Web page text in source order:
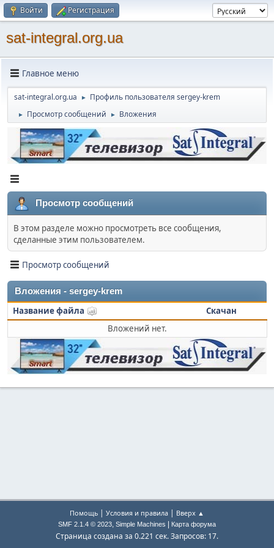
Войти Регистрация
sat-integral.org.ua
Главное меню
sat-integral.org.ua ► Профиль пользователя sergey-krem
► Просмотр сообщений ► Вложения
Просмотр сообщений
В этом разделе можно просмотреть все сообщения,
сделанные этим пользователем.
Просмотр сообщений
Вложения - sergey-krem
Название файла
Скачан
Вложений нет.
Помощь | Условия и правила | Вверх ▲
SMF 2.1.4 © 2023, Simple Machines Карта форума
Страница создана за 0.221 сек. Запросов: 17.